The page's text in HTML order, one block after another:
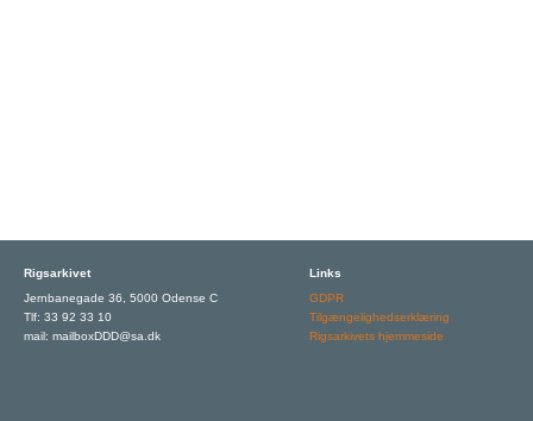
Rigsarkivet
Jernbanegade 36, 5000 Odense C
Tlf: 33 92 33 10
mail: mailboxDDD@sa.dk
Links
GDPR
Tilgængelighedserklæring
Rigsarkivets hjemmeside